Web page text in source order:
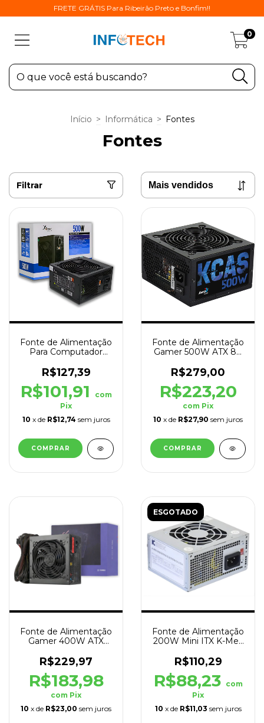
FRETE GRÁTIS Para Ribeirão Preto e Bonfim!!
0
Início > Informática > Fontes
Fontes
Filtrar
Fonte de Alimentação
Para Computador
R$127,39
R$101,91
com
Pix
10 x de R$12,74 sem juros
Fonte de Alimentação
Gamer 500W ATX 80
R$279,00
R$223,20
com Pix
10 x de R$27,90 sem juros
Fonte de Alimentação
Gamer 400W ATX
Preto
R$229,97
R$183,98
com Pix
10 x de R$23,00 sem juros
ESGOTADO
Fonte de Alimentação
200W Mini ITX K-Mex
R$110,29
R$88,23 com
Pix
10 x de R$11,03 sem juros